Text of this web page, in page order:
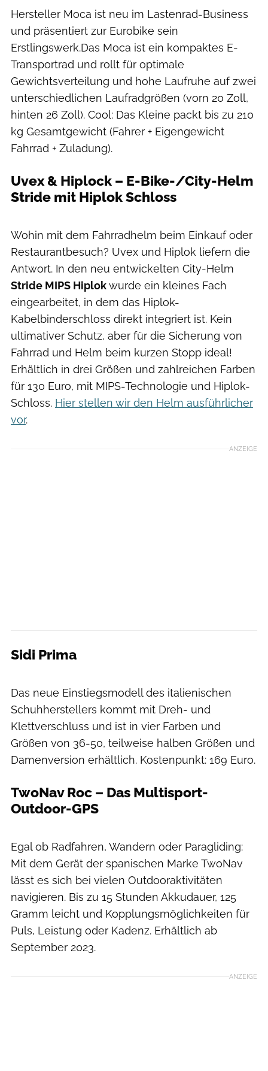
Hersteller Moca ist neu im Lastenrad-Business
und präsentiert zur Eurobike sein
Erstlingswerk.Das Moca ist ein kompaktes E-
Transportrad und rollt für optimale
Gewichtsverteilung und hohe Laufruhe auf zwei
unterschiedlichen Laufradgrößen (vorn 20 Zoll,
hinten 26 Zoll). Cool: Das Kleine packt bis zu 210
kg Gesamtgewicht (Fahrer + Eigengewicht
Fahrrad + Zuladung).
Uvex & Hiplock – E-Bike-/City-Helm
Stride mit Hiplok Schloss
Wohin mit dem Fahrradhelm beim Einkauf oder
Restaurantbesuch? Uvex und Hiplok liefern die
Antwort. In den neu entwickelten City-Helm
Stride MIPS Hiplokwurde ein kleines Fach
eingearbeitet, in dem das Hiplok-
Kabelbinderschloss direkt integriert ist. Kein
ultimativer Schutz, aber für die Sicherung von
Fahrrad und Helm beim kurzen Stopp ideal!
Erhältlich in drei Größen und zahlreichen Farben
für 130 Euro, mit MIPS-Technologie und Hiplok-
Schloss. Hier stellen wir den Helm ausführlicher
vor.
ANZEIGE
Sidi Prima
Das neue Einstiegsmodell des italienischen
Schuhherstellers kommt mit Dreh- und
Klettverschluss und ist in vier Farben und
Größen von 36-50, teilweise halben Größen und
Damenversion erhältlich. Kostenpunkt: 169 Euro.
TwoNav Roc – Das Multisport-
Outdoor-GPS
Egal ob Radfahren, Wandern oder Paragliding:
Mit dem Gerät der spanischen Marke TwoNav
lässt es sich bei vielen Outdooraktivitäten
navigieren. Bis zu 15 Stunden Akkudauer, 125
Gramm leicht und Kopplungsmöglichkeiten für
Puls, Leistung oder Kadenz. Erhältlich ab
September 2023.
ANZEIGE